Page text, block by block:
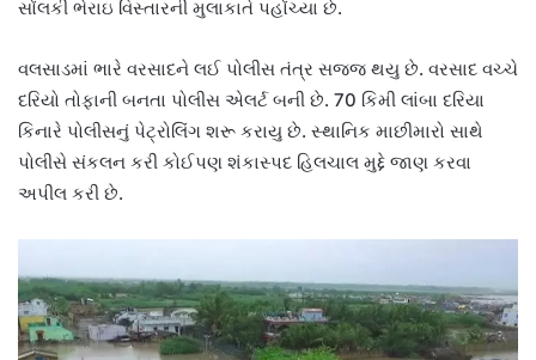
સોંલકી ભેરાઇ વિસ્તારની મુલાકાતે પહોંચ્યા છે.
વલસાડમાં ભારે વરસાદને લઈ પોલીસ તંત્ર સજ્જ થયુ છે. વરસાદ વચ્ચે
દરિયો તોફાની બનતા પોલીસ એલર્ટ બની છે. 70 કિમી લાંબા દરિયા
કિનારે પોલીસનું પેટ્રોલિંગ શરૂ કરાયુ છે. સ્થાનિક માછીમારો સાથે
પોલીસે સંકલન કરી કોઈપણ શંકાસ્પદ હિલચાલ મુદ્દે જાણ કરવા
અપીલ કરી છે.